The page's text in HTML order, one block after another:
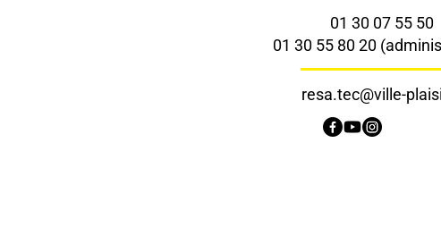
01 30 07 55 50
01 30 55 80 20
resa.tec@ville-